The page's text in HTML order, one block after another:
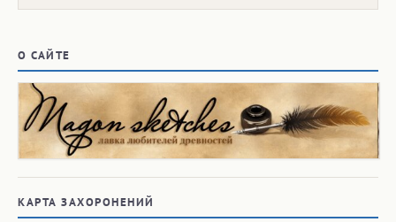
О САЙТЕ
КАРТА ЗАХОРОНЕНИЙ